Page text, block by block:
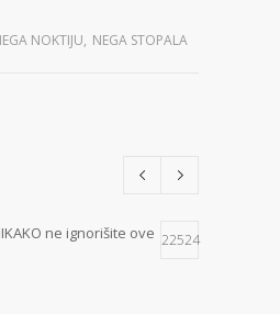
NOKTIJU, NEGA STOPALA
ne ignorišite ove 22524